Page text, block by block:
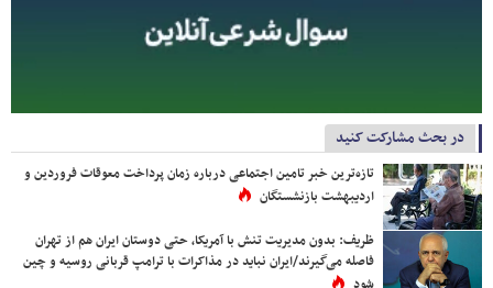
در بحث مشارکت کنید
تازه‌ترین خبر تامین اجتماعی درباره زمان پرداخت معوقات فروردین و
اردیبهشت بازنشستگان
ظریف: بدون مدیریت تنش با آمریکا، حتی دوستان ایران هم از تهران
فاصله می‌گیرند/ایران نباید در مذاکرات با ترامپ قربانی روسیه و چین